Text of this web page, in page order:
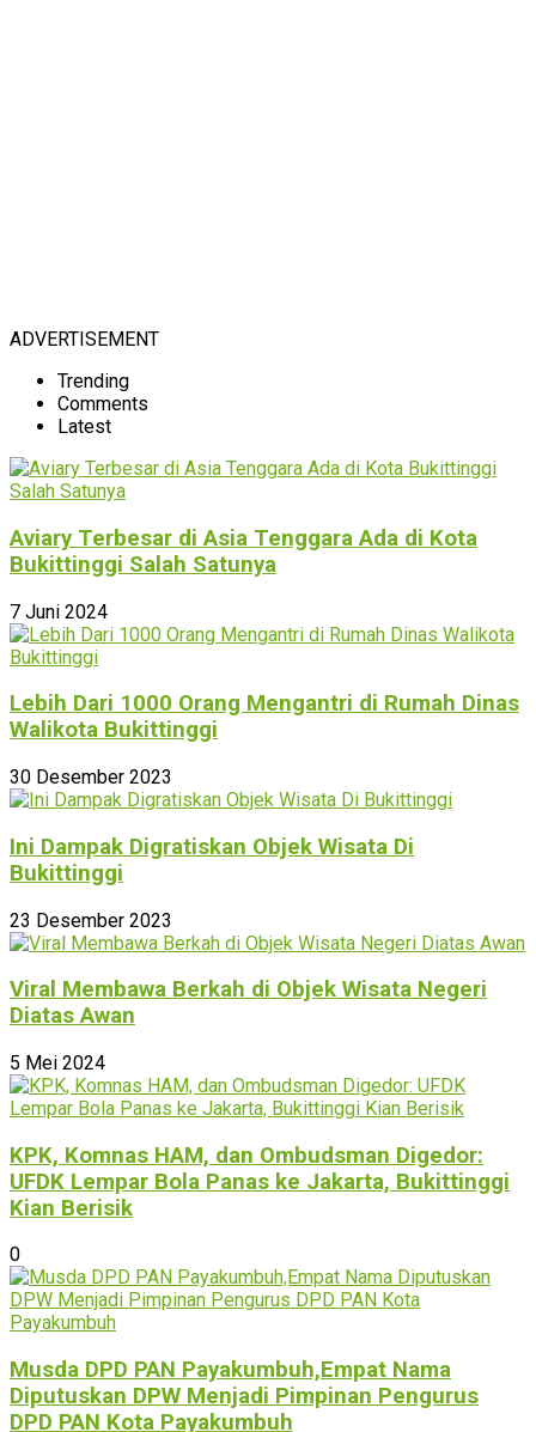
ADVERTISEMENT
Trending
Comments
Latest
Aviary Terbesar di Asia Tenggara Ada di Kota
Bukittinggi Salah Satunya
7 Juni 2024
Lebih Dari 1000 Orang Mengantri di Rumah Dinas
Walikota Bukittinggi
30 Desember 2023
Ini Dampak Digratiskan Objek Wisata Di
Bukittinggi
23 Desember 2023
Viral Membawa Berkah di Objek Wisata Negeri
Diatas Awan
5 Mei 2024
KPK, Komnas HAM, dan Ombudsman Digedor:
UFDK Lempar Bola Panas ke Jakarta, Bukittinggi
Kian Berisik
0
Musda DPD PAN Payakumbuh,Empat Nama
Diputuskan DPW Menjadi Pimpinan Pengurus
DPD PAN Kota Payakumbuh